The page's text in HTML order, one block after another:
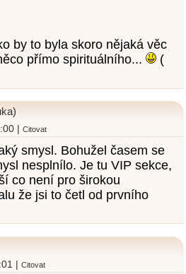
by to byla skoro nějaká věc
přímo spirituálního...
(
| Citovat
smysl. Bohužel časem se
nesplnílo. Je tu VIP sekce,
co není pro širokou
že jsi to četl od prvního
|Citovat